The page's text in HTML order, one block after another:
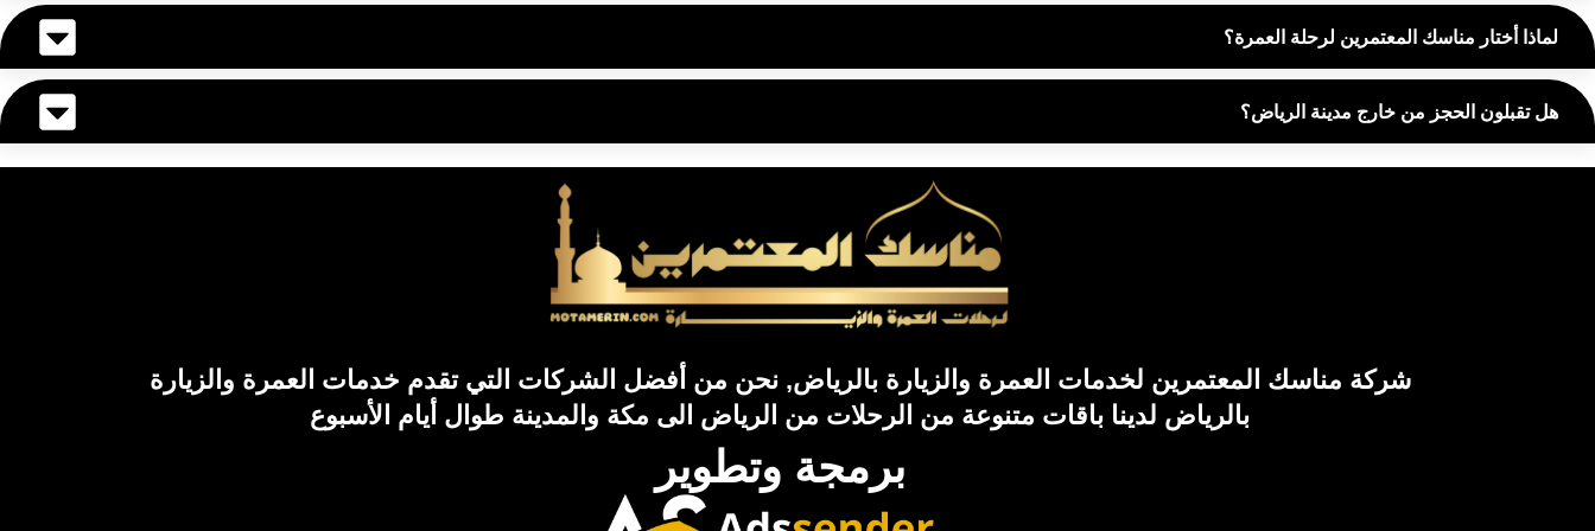
لماذا أختار مناسك المعتمرين لرحلة العمرة؟
هل تقبلون الحجز من خارج مدينة الرياض؟
شركة مناسك المعتمرين لخدمات العمرة والزيارة بالرياض, نحن من أفضل الشركات التي تقدم خدمات العمرة والزيارة
بالرياض لدينا باقات متنوعة من الرحلات من الرياض الى مكة والمدينة طوال أيام الأسبوع
برمجة وتطوير